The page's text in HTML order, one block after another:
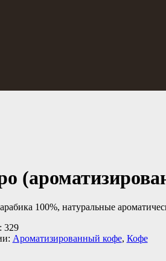
100%, натуральные
329
Ароматизированный кофе, Кофе